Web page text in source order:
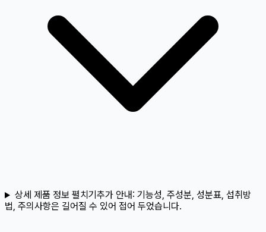
상세 제품 정보 펼치기 추가 안내: 기능성, 주성분, 성분표, 섭취방
법, 주의사항은 길어질 수 있어 접어 두었습니다.